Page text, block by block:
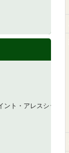
ト・アレスシックイ